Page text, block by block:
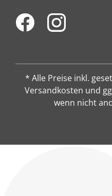
* Alle Preise inkl.
Versandkosten und
wenn nicht